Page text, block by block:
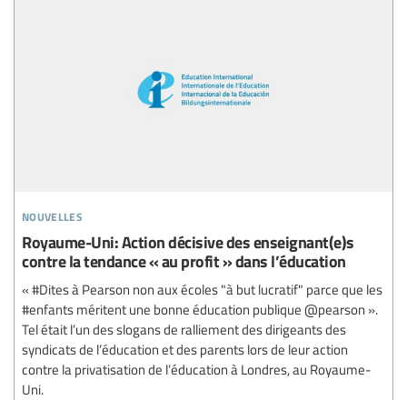
nouvelles
Royaume-Uni: Action décisive des enseignant(e)s
contre la tendance « au profit » dans l’éducation
« #Dites à Pearson non aux écoles "à but lucratif" parce que les
#enfants méritent une bonne éducation publique @pearson ».
Tel était l’un des slogans de ralliement des dirigeants des
syndicats de l’éducation et des parents lors de leur action
contre la privatisation de l’éducation à Londres, au Royaume-
Uni.